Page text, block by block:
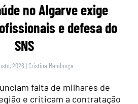
no Algarve exige
e defesa do
SNS
2026 | Cristina Mendonça
falta de milhares de
e criticam a contratação